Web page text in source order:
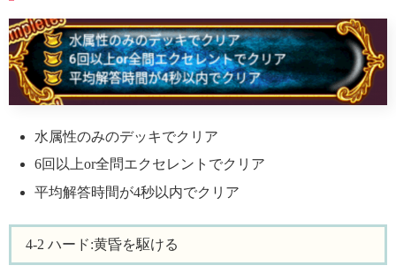
水属性のみのデッキでクリア
6回以上or全問エクセレントでクリア
平均解答時間が4秒以内でクリア
4-2 ハード:黄昏を駆ける